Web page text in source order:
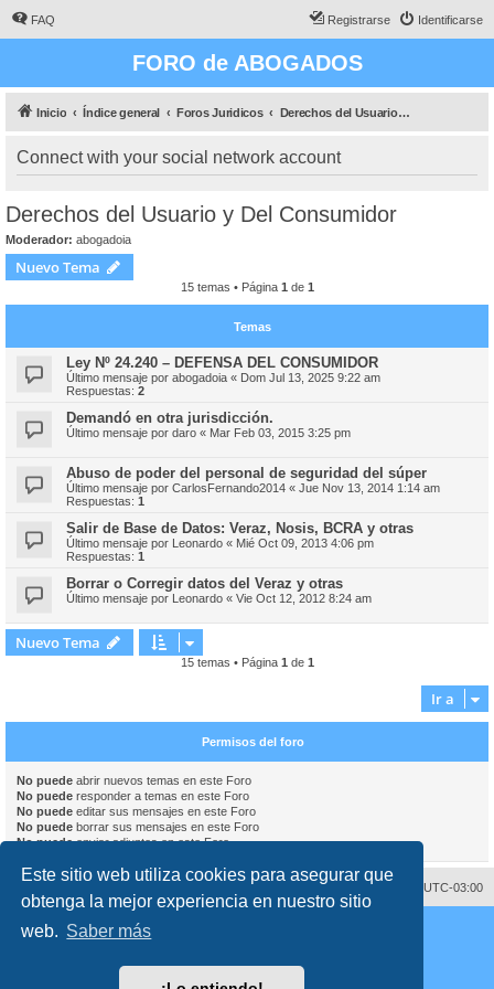
Este sitio web utiliza cookies para asegurar que
obtenga la mejor experiencia en nuestro sitio
web. Saber más
FAQ Identificarse
Registrarse
FORO de ABOGADOS
Inicio Índice general Foros Juridicos Derechos del Usuario y Del Consumidor
Connect with your social network account
Derechos del Usuario y Del Consumidor
Moderador: abogadoia
Nuevo Tema
15 temas • Página 1 de 1
Temas
Ley Nº 24.240 – DEFENSA DEL CONSUMIDOR
Último mensaje por abogadoia « Dom Jul 13, 2025 9:22 am
Respuestas: 2
Demandó en otra jurisdicción.
Último mensaje por daro « Mar Feb 03, 2015 3:25 pm
Abuso de poder del personal de seguridad del súper
Último mensaje por CarlosFernando2014 « Jue Nov 13, 2014 1:14 am
Respuestas: 1
Salir de Base de Datos: Veraz, Nosis, BCRA y otras
Último mensaje por Leonardo « Mié Oct 09, 2013 4:06 pm
Respuestas: 1
Borrar o Corregir datos del Veraz y otras
Último mensaje por Leonardo « Vie Oct 12, 2012 8:24 am
Nuevo Tema
15 temas • Página 1 de 1
Ir a
Permisos del foro
No puede abrir nuevos temas en este Foro
No puede responder a temas en este Foro
No puede editar sus mensajes en este Foro
No puede borrar sus mensajes en este Foro
No puedeenviar adjuntos en este Foro
Todos los horarios son UTC-03:00
Borrar cookies
Desarrollado por
® Forum Software © phpBB Limited
Traducción al español porphpBB España
Condiciones